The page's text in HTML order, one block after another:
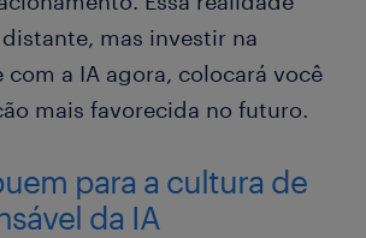
mas investir na
a IA agora, colocará você
mais favorecida no futuro.
para a cultura de
da IA